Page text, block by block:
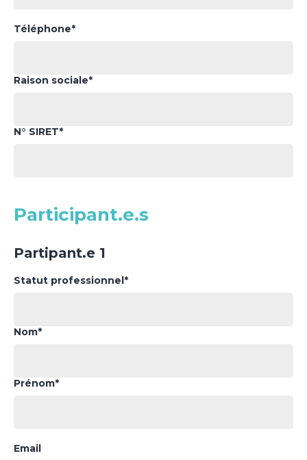
Téléphone*
Raison sociale*
N° SIRET*
Participant.e.s
Partipant.e 1
Statut professionnel*
Nom*
Prénom*
Email